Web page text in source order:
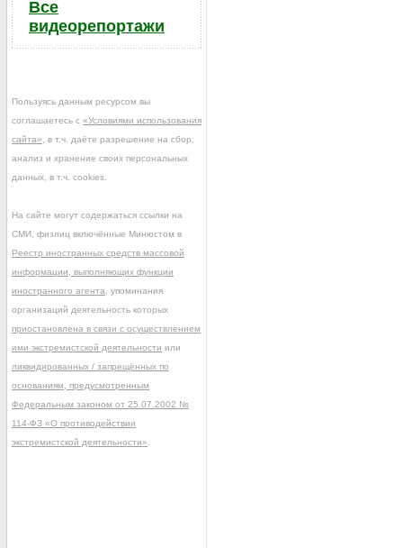
Все
видеорепортажи
Пользуясь данным ресурсом вы
соглашаетесь с «Условиями использования
сайта» , в т.ч. даёте разрешение на сбор,
анализ и хранение своих персональных
данных, в т.ч. cookies.
На сайте могут содержаться ссылки на
СМИ, физлиц включённые Минюстом в
Реестр иностранных средств массовой
информации, выполняющих функции
иностранного агента , упоминания
организаций деятельность которых
приостановлена в связи с осуществлением
ими экстремистской деятельности или
ликвидированных / запрещённых по
основаниям, предусмотренным
Федеральным законом от 25.07.2002 №
114-ФЗ «О противодействии
экстремистской деятельности»